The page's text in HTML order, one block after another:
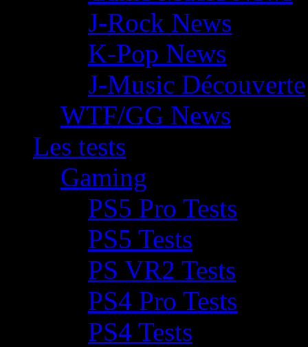
J-Rock News
K-Pop News
J-Music Découverte
WTF/GG News
Les tests
Gaming
PS5 Pro Tests
PS5 Tests
PS VR2 Tests
PS4 Pro Tests
PS4 Tests